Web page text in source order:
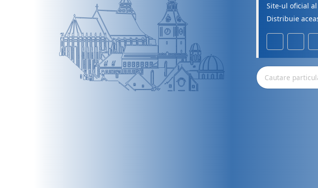
Site-ul oficial
Distribuie